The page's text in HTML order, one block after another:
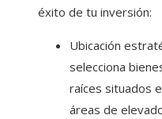
éxito de tu inversión:
Ubicación
selecciona
raíces situados
áreas de